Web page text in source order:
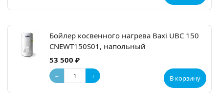
Бойлер косвенного нагрева Baxi UBC 150
CNEWT150S01, напольный
53 500 ₽
− + В корзину